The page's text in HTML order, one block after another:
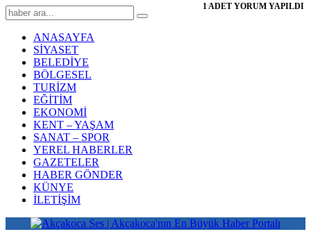
ANASAYFA
SİYASET
BELEDİYE
BÖLGESEL
TURİZM
EĞİTİM
EKONOMİ
KENT – YAŞAM
SANAT – SPOR
YEREL HABERLER
GAZETELER
HABER GÖNDER
KÜNYE
İLETİŞİM
1 ADET YORUM YAPILDI